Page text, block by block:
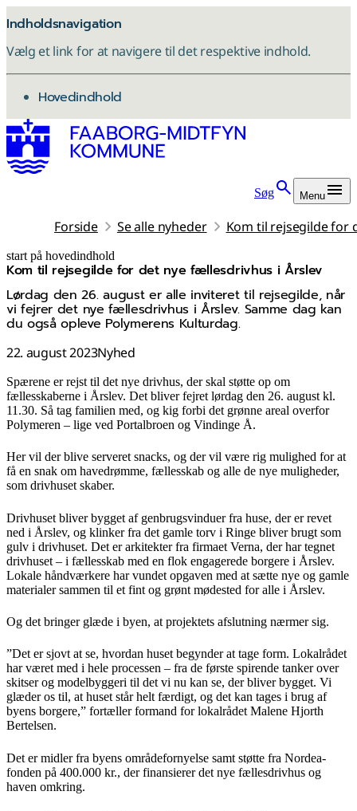
Indholdsnavigation
Vælg et link for at navigere til det respektive indhold.
gå til
Hovedindhold
Søg Menu
Forside Se alle nyheder Kom til rejsegilde for
start på hovedindhold
Kom til rejsegilde for det nye fællesdrivhus i Årslev
Lørdag den 26. august er alle inviteret til rejsegilde, når
vi fejrer det nye fællesdrivhus i Årslev. Samme dag kan
du også opleve Polymerens Kulturdag.
22. august 2023Nyhed
senest opdateret 17. november 2025
Spærene er rejst til det nye drivhus, der skal støtte op om
fællesskaberne i Årslev. Det bliver fejret lørdag den 26. august kl.
11.30. Så tag familien med, og kig forbi det grønne areal overfor
Polymeren – lige ved Portalbroen og Vindinge Å.
Her vil der blive serveret snacks, og der vil være rig mulighed for at
få en snak om havedrømme, fællesskab og alle de nye muligheder,
som drivhuset skaber.
Drivhuset bliver bygget af genbrugsvinduer fra huse, der er revet
ned i Årslev, og klinker fra det gamle torv i Ringe bliver brugt som
gulv i drivhuset. Det er arkitekter fra firmaet Verna, der har tegnet
drivhuset – i fællesskab med en flok engagerede borgere i Årslev.
Lokale håndværkere har vundet opgaven med at sætte nye og gamle
materialer sammen til et fint og grønt mødested for alle i Årslev.
Og det bringer glæde i byen, at projektets afslutning nærmer sig.
”Det er sjovt at se, hvordan huset begynder at tage form. Lokalrådet
har været med i hele processen – fra de første spirende tanker over
skitser og modelbyggeri til det vi nu kan se, der bliver bygget. Vi
glæder os til, at huset står helt færdigt, og det kan tages i brug af
byens borgere,” fortæller formand for lokalrådet Malene Hjorth
Bertelsen.
Det er midler fra byens områdefornyelse samt støtte fra Nordea-
fonden på 400.000 kr., der finansierer det nye fællesdrivhus og
haven omkring.